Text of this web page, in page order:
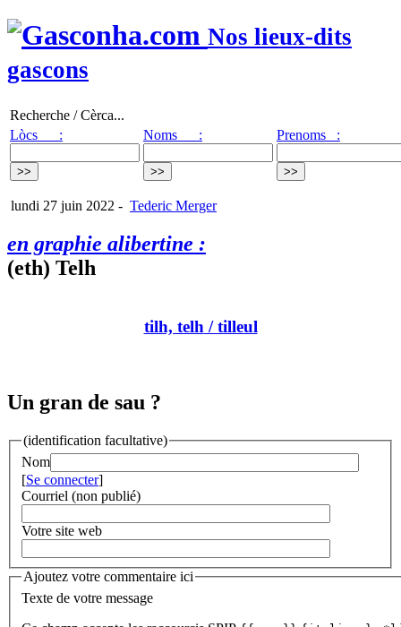
Nos lieux-dits
gascons
Recherche / Cèrca...
Lòcs :
Noms : Prenoms :
lundi 27 juin 2022 - Tederic Merger
en graphie alibertine :
(eth) Telh
tilh, telh/ tilleul
Un gran de sau ?
(identification facultative)
Nom
[Se connecter]
Courriel (non publié)
Votre site web
Ajoutez votre commentaire ici
Texte de votre message